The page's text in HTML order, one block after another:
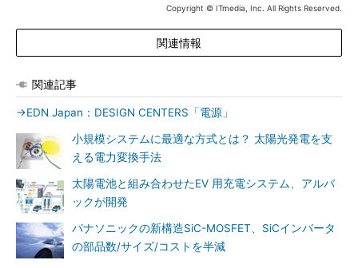
Copyright © ITmedia, Inc. All Rights Reserved.
関連情報
関連記事
→EDN Japan：DESIGN CENTERS「電源」
小規模システムに最適な方式とは？ 太陽光発電を支
える電力変換手法
太陽電池と組み合わせたEV 用充電システム、アルバ
ックが開発
パナソニックの新構造SiC-MOSFET、SiCインバータ
の部品数/サイズ/コストを半減